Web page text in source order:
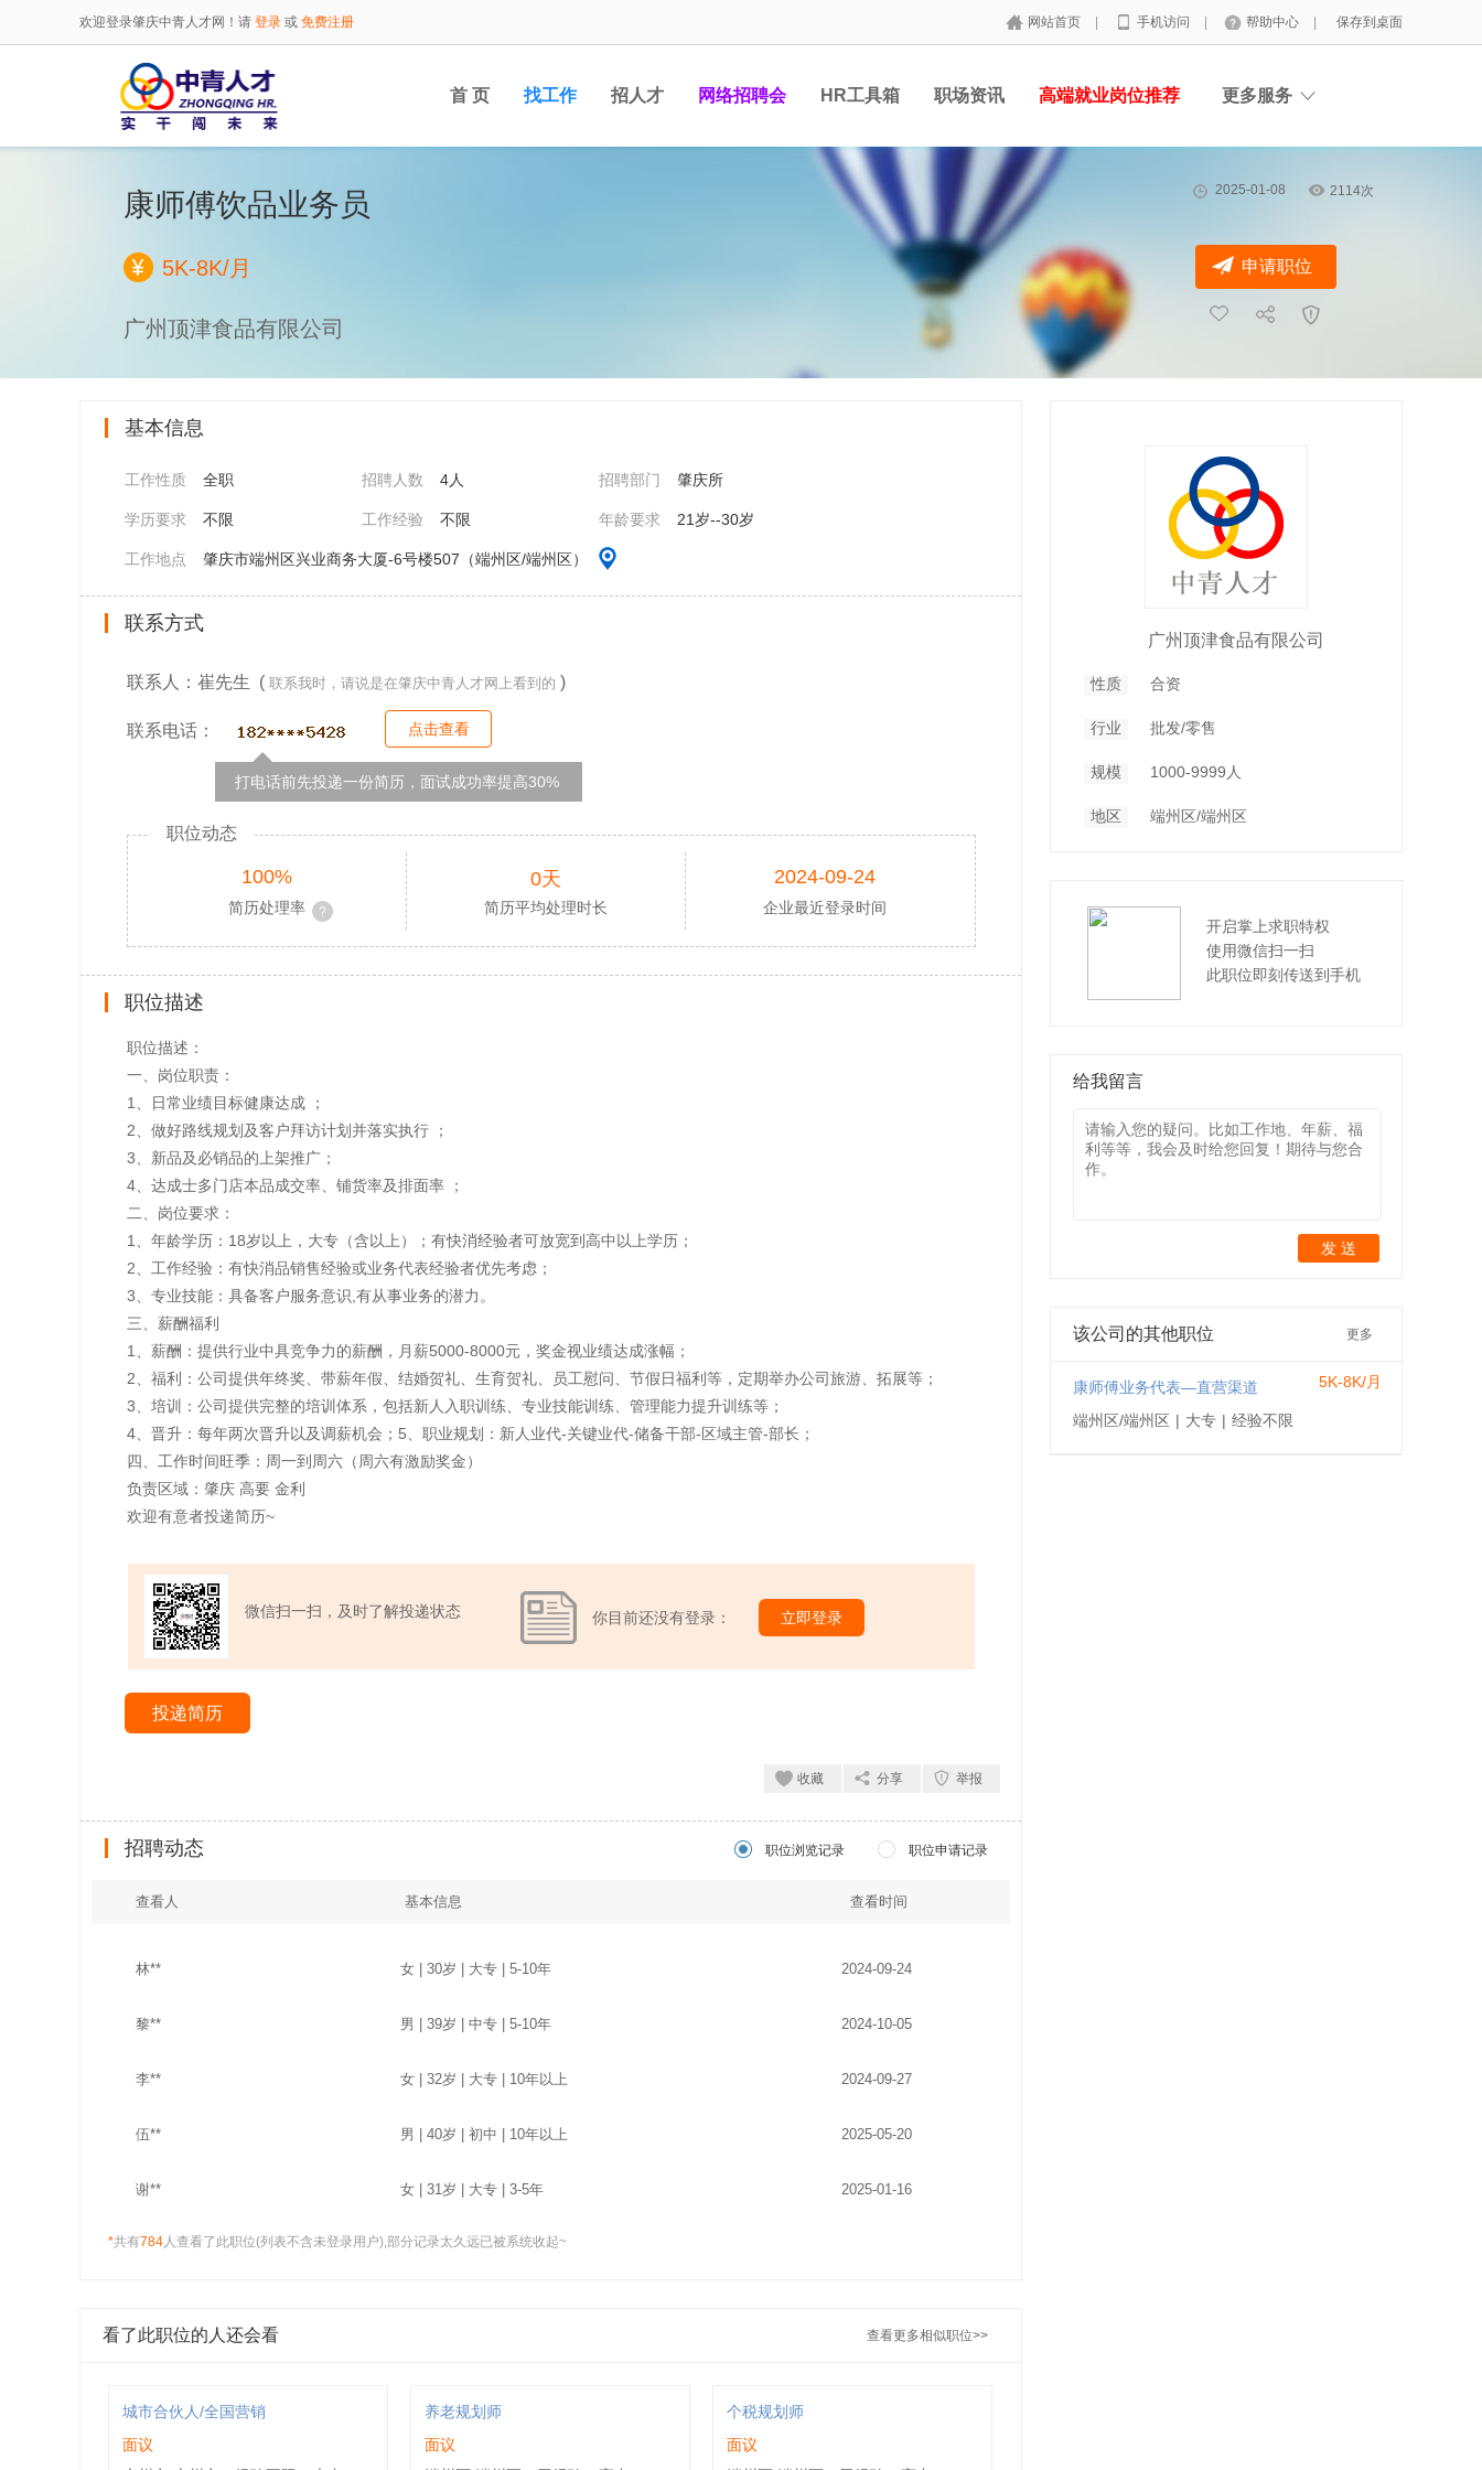
欢迎登录肇庆中青人才网！请 登录 或 免费注册 网站首页 手机访问 帮助中心 保存到桌面
首 页 找工作 招人才 网络招聘会 HR工具箱 职场资讯 高端就业岗位推荐 更多服务
2025-01-08 2114次
康师傅饮品业务员
5K-8K/月
广州顶津食品有限公司
申请职位
基本信息
工作性质 全职 招聘人数 4人 招聘部门 肇庆所
学历要求 不限 工作经验 不限 年龄要求 21岁--30岁
工作地点 肇庆市端州区兴业商务大厦-6号楼507（端州区/端州区）
联系方式
联系人：崔先生 ( 联系我时，请说是在肇庆中青人才网上看到的 )
联系电话： 点击查看
打电话前先投递一份简历，面试成功率提高30%
职位动态
100%
简历处理率
0天
简历平均处理时长
2024-09-24
企业最近登录时间
职位描述
职位描述：
一、岗位职责：
1、日常业绩目标健康达成 ；
2、做好路线规划及客户拜访计划并落实执行 ；
3、新品及必销品的上架推广；
4、达成士多门店本品成交率、铺货率及排面率 ；
二、岗位要求：
1、年龄学历：18岁以上，大专（含以上）；有快消经验者可放宽到高中以上学历；
2、工作经验：有快消品销售经验或业务代表经验者优先考虑；
3、专业技能：具备客户服务意识,有从事业务的潜力。
三、薪酬福利
1、薪酬：提供行业中具竞争力的薪酬，月薪5000-8000元，奖金视业绩达成涨幅；
2、福利：公司提供年终奖、带薪年假、结婚贺礼、生育贺礼、员工慰问、节假日福利等，定期举办公司旅游、拓展等；
3、培训：公司提供完整的培训体系，包括新人入职训练、专业技能训练、管理能力提升训练等；
4、晋升：每年两次晋升以及调薪机会；5、职业规划：新人业代-关键业代-储备干部-区域主管-部长；
四、工作时间旺季：周一到周六（周六有激励奖金）
负责区域：肇庆 高要 金利
欢迎有意者投递简历~
微信扫一扫，及时了解投递状态 你目前还没有登录： 立即登录
投递简历
收藏 分享 举报
招聘动态 职位申请记录
职位浏览记录
查看人 基本信息 查看时间
林** 女 | 30岁 | 大专 | 5-10年 2024-09-24
黎** 男 | 39岁 | 中专 | 5-10年 2024-10-05
李** 女 | 32岁 | 大专 | 10年以上 2024-09-27
伍** 男 | 40岁 | 初中 | 10年以上 2025-05-20
谢** 女 | 31岁 | 大专 | 3-5年 2025-01-16
庞** 男 | 42岁 | 本科 | 10年以上
石** 男 | 34岁 | 高中 | 5-10年
何** 男 | 39岁 | 本科 | 5-10年 2025-01-09
*共有784人查看了此职位(列表不含未登录用户),部分记录太久远已被系统收起~
看了此职位的人还会看 查看更多相似职位>>
城市合伙人/全国营销
面议
养老规划师
面议
个税规划师
面议
广州顶津食品有限公司
性质 合资
行业 批发/零售
规模 1000-9999人
地区 端州区/端州区
开启掌上求职特权
使用微信扫一扫
此职位即刻传送到手机
给我留言
发 送
该公司的其他职位 更多
康师傅业务代表—直营渠道 5K-8K/月
端州区/端州区 | 大专 | 经验不限